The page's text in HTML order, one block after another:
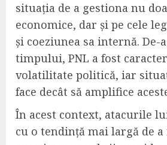
situația de a gestiona nu
economice, dar și pe cele
și coeziunea sa internă. De-
timpului, PNL a fost
volatilitate politică, iar
face decât să amplifice
În acest context, atacurile
cu o tendință mai largă de